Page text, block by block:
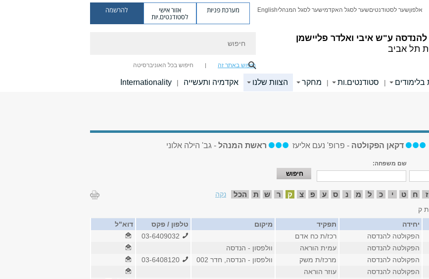
ע"ש איבי ואלדר פליישמן
תל אביב
אלפוןשער לסטודנטיםשער לסגל האקדמישער לסגל המנהליEnglish מערכת פניות אזור אישי
לסטודנטים.יות
להרשמה
חיפוש באתר זה חיפוש בכל האוניברסיטה
בלימודים | סטודנטים.ות | מחקר הצוות שלנו אקדמיה ותעשייה |
Internationality
דקאן הפקולטה - פרופ' נעם אליעז ראשת המנהל - גב' הילה אלוני
שם משפחה:
ז ח ט י כ ל מ נ ס ע פ צ ק ר ש ת הכל
נקה
ק
יחידה תפקיד מיקום טלפון / פקס
דוא"ל
הפקולטה להנדסה רכז/ת כח אדם
הפקולטה להנדסה עמית הוראה
וולפסון - הנדסה
הפקולטה להנדסה מרכז/ת משק וולפסון - הנדסה, חדר 002
הפקולטה להנדסה
עוזר הוראה